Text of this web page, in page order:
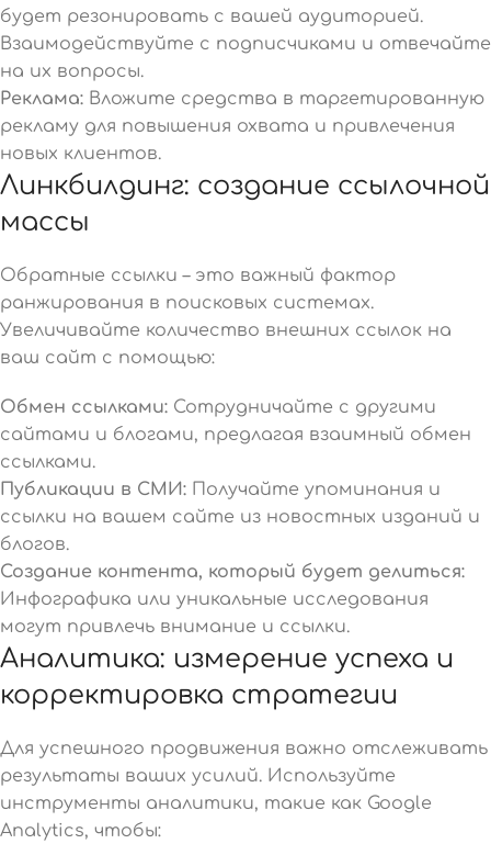
будет резонировать с вашей аудиторией.
Взаимодействуйте с подписчиками и отвечайте
на их вопросы.
Реклама: Вложите средства в таргетированную
рекламу для повышения охвата и привлечения
новых клиентов.
Линкбилдинг: создание ссылочной
массы
Обратные ссылки – это важный фактор
ранжирования в поисковых системах.
Увеличивайте количество внешних ссылок на
ваш сайт с помощью:
Обмен ссылками: Сотрудничайте с другими
сайтами и блогами, предлагая взаимный обмен
ссылками.
Публикации в СМИ: Получайте упоминания и
ссылки на вашем сайте из новостных изданий и
блогов.
Создание контента, который будет делиться:
Инфографика или уникальные исследования
могут привлечь внимание и ссылки.
Аналитика: измерение успеха и
корректировка стратегии
Для успешного продвижения важно отслеживать
результаты ваших усилий. Используйте
инструменты аналитики, такие как Google
Analytics, чтобы: